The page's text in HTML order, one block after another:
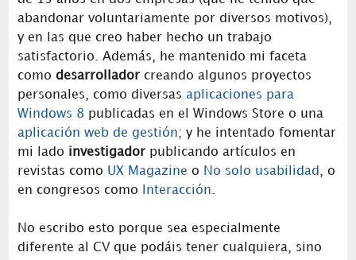
abandonar voluntariamente por diversos motivos),
y en las que creo haber hecho un trabajo
satisfactorio. Además, he mantenido mi faceta
como desarrolladorcreando algunos proyectos
personales, como diversas aplicaciones para
Windows 8 publicadas en el Windows Store o una
aplicación web de gestión; y he intentado fomentar
mi lado investigadorpublicando artículos en
revistas como UX Magazine o No solo usabilidad , o
en congresos como
Interacción.
No escribo esto porque sea especialmente
diferente al CV que podáis tener cualquiera, sino